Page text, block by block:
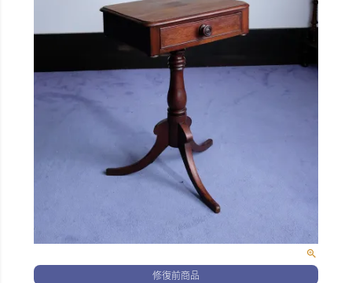
修復前商品